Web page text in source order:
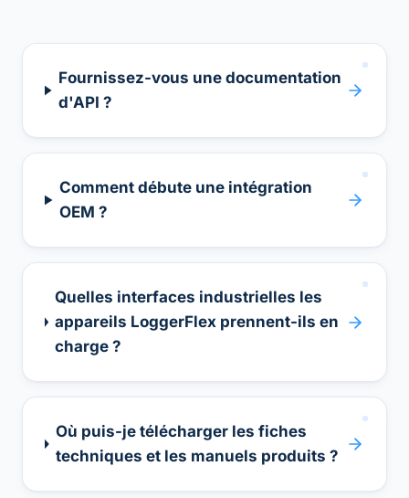
Fournissez-vous une documentation
d'API ?
Comment débute une intégration
OEM ?
Quelles interfaces industrielles les
appareils LoggerFlex prennent-ils en
charge ?
Où puis-je télécharger les fiches
techniques et les manuels produits ?